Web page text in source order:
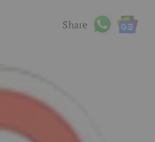
Share